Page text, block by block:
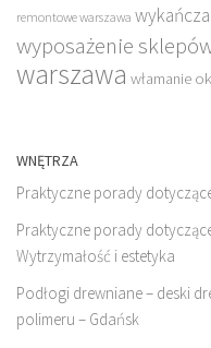
remontowe warszawa
wyposażenie
warszawa włamanie
WNĘTRZA
Praktyczne porady
Praktyczne porady
Wytrzymałość i estetyka
Podłogi drewniane – deski
polimeru – Gdańsk